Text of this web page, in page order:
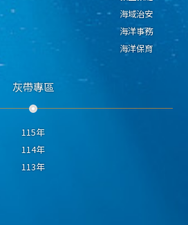
海域治安
海洋事務
海洋保育
灰帶專區
115年
114年
113年